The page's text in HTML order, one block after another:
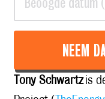
NEEM
Tony Schwartzis